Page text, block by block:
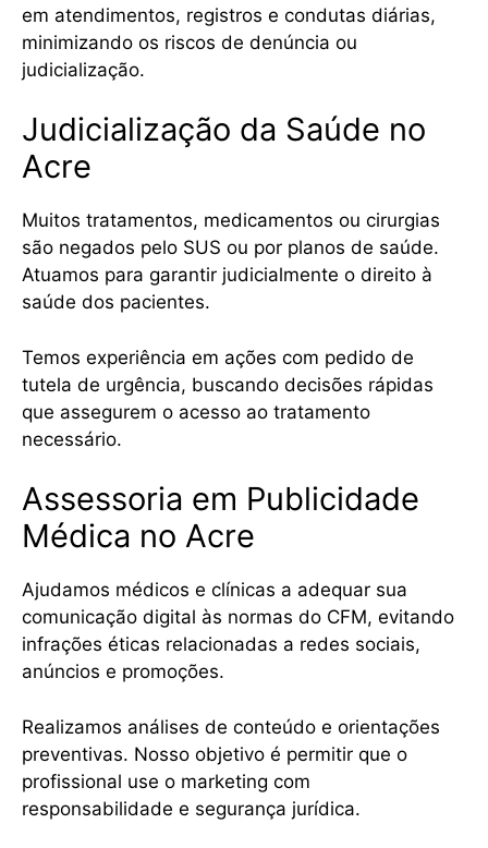
em atendimentos, registros e condutas diárias,
minimizando os riscos de denúncia ou
judicialização.
Judicialização da Saúde no
Acre
Muitos tratamentos, medicamentos ou cirurgias
são negados pelo SUS ou por planos de saúde.
Atuamos para garantir judicialmente o direito à
saúde dos pacientes.
Temos experiência em ações com pedido de
tutela de urgência, buscando decisões rápidas
que assegurem o acesso ao tratamento
necessário.
Assessoria em Publicidade
Médica no Acre
Ajudamos médicos e clínicas a adequar sua
comunicação digital às normas do CFM, evitando
infrações éticas relacionadas a redes sociais,
anúncios e promoções.
Realizamos análises de conteúdo e orientações
preventivas. Nosso objetivo é permitir que o
profissional use o marketing com
responsabilidade e segurança jurídica.